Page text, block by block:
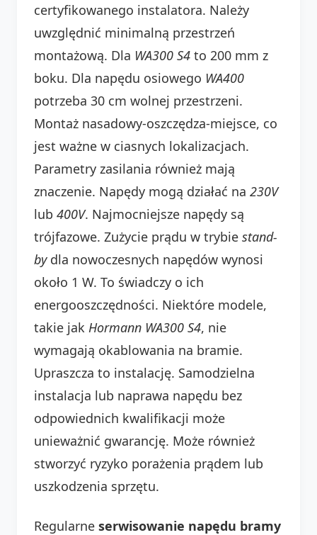
certyfikowanego instalatora. Należy
uwzględnić minimalną przestrzeń
montażową. Dla WA300 S4 to 200 mm z
boku. Dla napędu osiowego WA400
potrzeba 30 cm wolnej przestrzeni.
Montaż nasadowy-oszczędza-miejsce, co
jest ważne w ciasnych lokalizacjach.
Parametry zasilania również mają
znaczenie. Napędy mogą działać na 230V
lub 400V. Najmocniejsze napędy są
trójfazowe. Zużycie prądu w trybie stand-
bydla nowoczesnych napędów wynosi
około 1 W. To świadczy o ich
energooszczędności. Niektóre modele,
takie jak Hormann WA300 S4, nie
wymagają okablowania na bramie.
Upraszcza to instalację. Samodzielna
instalacja lub naprawa napędu bez
odpowiednich kwalifikacji może
unieważnić gwarancję. Może również
stworzyć ryzyko porażenia prądem lub
uszkodzenia sprzętu.
Regularne serwisowanie napędu bramy